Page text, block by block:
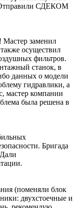
Отправили СДЕКОМ
Мастер заменил
осуществил
фильтров.
станок, в
данных о модели
гидравлики, а
мастер компании
была решена в
Бригада
(поменяли блок
двухстоечные и